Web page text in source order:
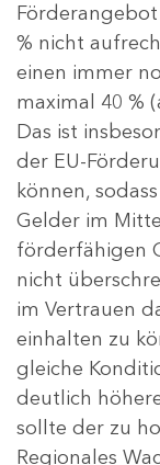
% nicht
einen immer
maximal 40 %
Das ist
der EU-
können,
Gelder im
förderfähigen
nicht
im Vertrauen
einhalten zu
gleiche
deutlich
sollte der zu
Regionales